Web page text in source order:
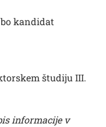
bo kandidat
študiju III.
informacije v